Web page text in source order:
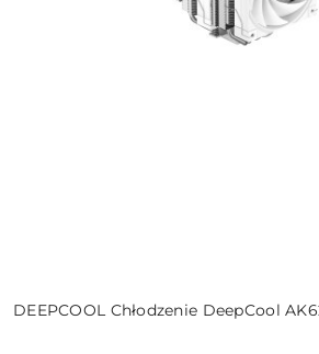
DEEPCOOL Chłodzenie DeepCool